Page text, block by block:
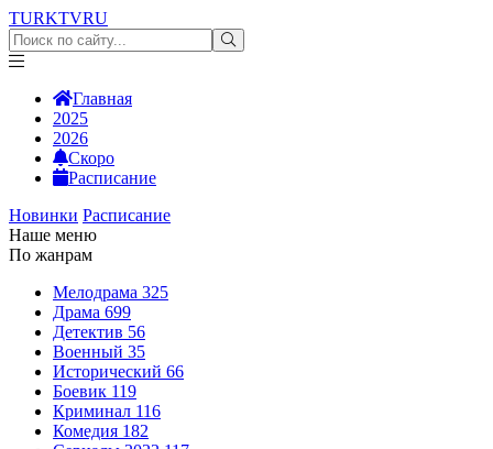
TURKTVRU
Главная
2025
2026
Скоро
Расписание
Новинки Расписание
Наше меню
По жанрам
Мелодрама 325
Драма 699
Детектив 56
Военный 35
Исторический 66
Боевик 119
Криминал 116
Комедия 182